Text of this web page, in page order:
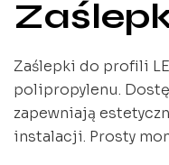
Zaślepki do profili
polipropylenu.
zapewniają
instalacji. Prosty